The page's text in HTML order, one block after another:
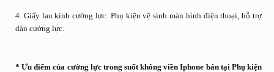
4. Giấy lau kính cường lực: Phụ kiện vệ sinh màn hình điện thoại, hỗ trợ
dán cường lực.
* Ưu điểm của cường lực trong suốt không viền Iphone bán tại Phụ kiện